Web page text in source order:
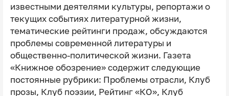
известными деятелями культуры, репортажи о
текущих событиях литературной жизни,
тематические рейтинги продаж, обсуждаются
проблемы современной литературы и
общественно-политической жизни. Газета
«Книжное обозрение» содержит следующие
постоянные рубрики: Проблемы отрасли, Клуб
прозы, Клуб поэзии, Рейтинг «КО», Клуб